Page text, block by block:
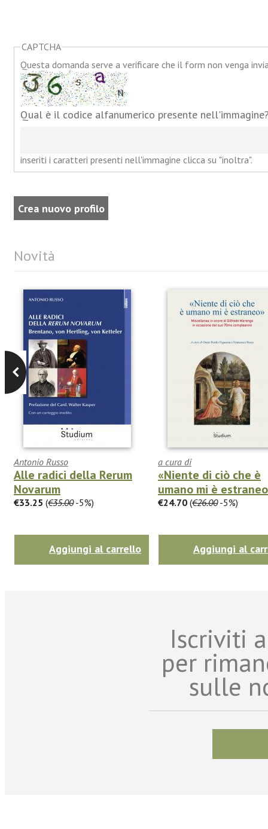
CAPTCHA
Questa domanda serve a verificare che il form non venga
Qual è il codice alfanumerico presente
inseriti i caratteri presenti nell'immagine clicca su "inoltra".
Novità
Antonio Russo
Alle radici della Rerum
Novarum
€33.25 (€35.00-5%)
Aggiungi al carrello
a cura di
«Niente di ciò che è
umano mi è
€24.70 (€26.00-5%)
Aggiungi al
Iscriviti
per
sulle